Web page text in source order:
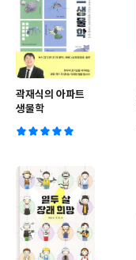
곽재식의 아파트
생물학